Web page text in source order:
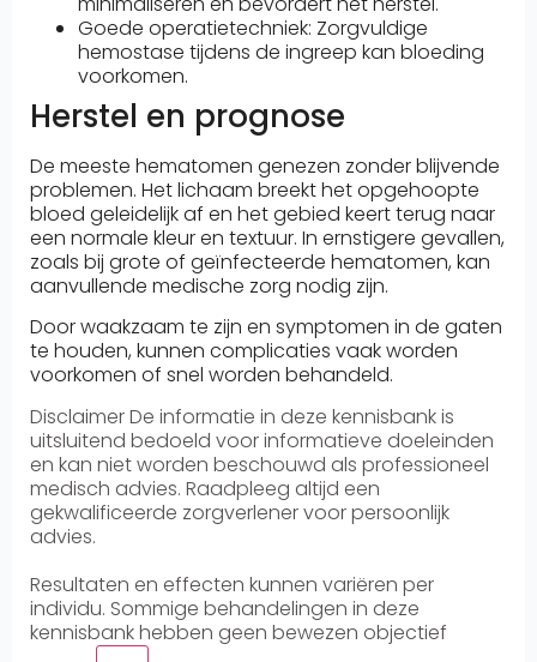
Goede operatietechniek: Zorgvuldige
hemostase tijdens de ingreep kan bloeding
voorkomen.
Herstel en prognose
De meeste hematomen genezen zonder blijvende
problemen. Het lichaam breekt het opgehoopte
bloed geleidelijk af en het gebied keert terug naar
een normale kleur en textuur. In ernstigere gevallen,
zoals bij grote of geïnfecteerde hematomen, kan
aanvullende medische zorg nodig zijn.
Door waakzaam te zijn en symptomen in de gaten
te houden, kunnen complicaties vaak worden
voorkomen of snel worden behandeld.
DisclaimerDe informatie in deze kennisbank is
uitsluitend bedoeld voor informatieve doeleinden
en kan niet worden beschouwd als professioneel
medisch advies. Raadpleeg altijd een
gekwalificeerde zorgverlener voor persoonlijk
advies.
Resultaten en effecten kunnen variëren per
individu. Sommige behandelingen in deze
kennisbank hebben geen bewezen objectief